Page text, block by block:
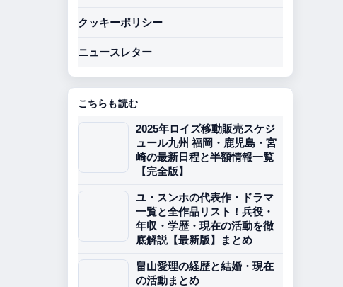
クッキーポリシー
ニュースレター
こちらも読む
2025年ロイズ移動販売スケジ
ュール九州 福岡・鹿児島・宮
崎の最新日程と半額情報一覧
【完全版】
ユ・スンホの代表作・ドラマ
一覧と全作品リスト！兵役・
年収・学歴・現在の活動を徹
底解説【最新版】まとめ
畠山愛理の経歴と結婚・現在
の活動まとめ